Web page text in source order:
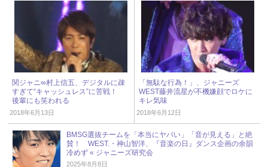
関ジャニ∞村上信五、デジタルに疎
すぎて“キャッシュレス”に苦戦！
後輩にも笑われる
2018年6月13日
「無駄な行為！」、ジャニーズ
WEST藤井流星が不機嫌顔でロケに
キレ気味
2018年6月12日
BMSG選抜チームを「本当にヤバい」「音が見える」と絶
賛！ WEST.・神山智洋、『音楽の日』ダンス企画の余韻
冷めず « ジャニーズ研究会
2025年8月8日